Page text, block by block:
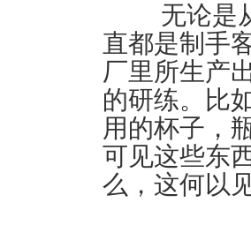
无论是
直都是制手
厂里所生产
的研练。比
用的杯子，
可见这些东
么，这何以